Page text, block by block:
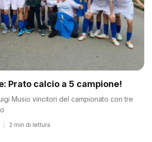
Prato calcio a 5 campione!
Musio vincitori del campionato con tre
2 min di lettura